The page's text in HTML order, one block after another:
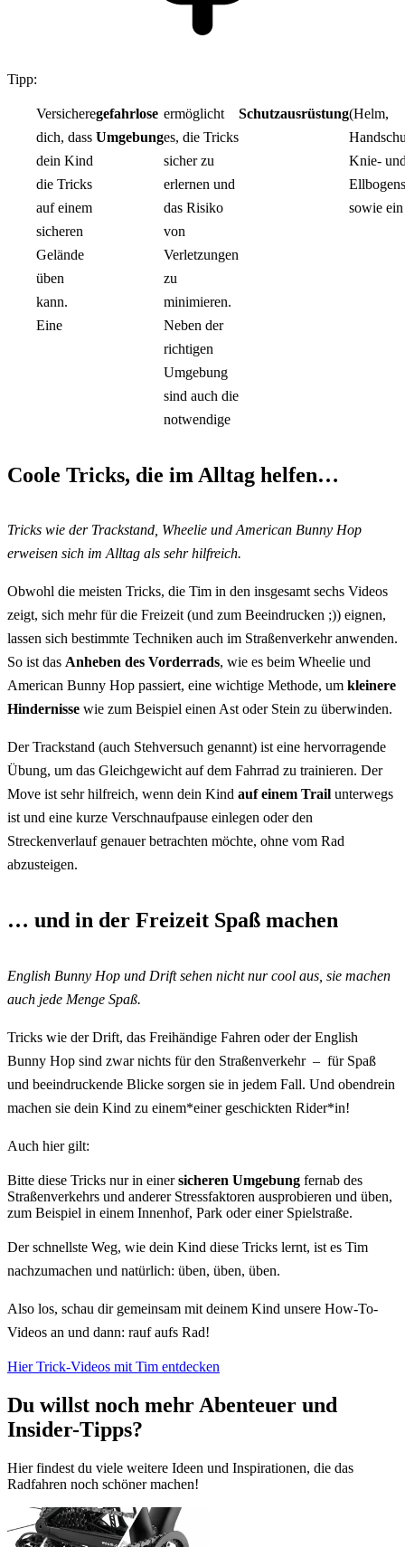
Tipp:
Versichere
dich, dass
dein Kind
die Tricks
auf einem
sicheren
Gelände
üben
kann.
Eine
gefahrlose
Umgebung
ermöglicht
es, die Tricks
sicher zu
erlernen und
das Risiko
von
Verletzungen
zu
minimieren.
Neben der
richtigen
Umgebung
sind auch die
notwendige
Schutzausrüstung(Helm,
Knie-
sowie ein
Coole Tricks, die im Alltag helfen…
Tricks wie der Trackstand, Wheelie und American Bunny Hop
erweisen sich im Alltag als sehr hilfreich.
Obwohl die meisten Tricks, die Tim in den insgesamt sechs Videos
zeigt, sich mehr für die Freizeit (und zum Beeindrucken ;)) eignen,
lassen sich bestimmte Techniken auch im Straßenverkehr anwenden.
So ist das Anheben des Vorderrads, wie es beim Wheelie und
American Bunny Hop passiert, eine wichtige Methode, um kleinere
Hindernisse wie zum Beispiel einen Ast oder Stein zu überwinden.
Der Trackstand (auch Stehversuch genannt) ist eine hervorragende
Übung, um das Gleichgewicht auf dem Fahrrad zu trainieren. Der
Move ist sehr hilfreich, wenn dein Kind auf einem Trail unterwegs
ist und eine kurze Verschnaufpause einlegen oder den
Streckenverlauf genauer betrachten möchte, ohne vom Rad
abzusteigen.
… und in der Freizeit Spaß machen
English Bunny Hop und Drift sehen nicht nur cool aus, sie machen
auch jede Menge Spaß.
Tricks wie der Drift, das Freihändige Fahren oder der English
Bunny Hop sind zwar nichts für den Straßenverkehr – für Spaß
und beeindruckende Blicke sorgen sie in jedem Fall. Und obendrein
machen sie dein Kind zu einem*einer geschickten Rider*in!
Auch hier gilt:
Bitte diese Tricks nur in einersicheren Umgebung fernab des
Straßenverkehrs und anderer Stressfaktoren ausprobieren und üben,
zum Beispiel in einem Innenhof, Park oder einer Spielstraße.
Der schnellste Weg, wie dein Kind diese Tricks lernt, ist es Tim
nachzumachen und natürlich: üben, üben, üben.
Also los, schau dir gemeinsam mit deinem Kind unsere How-To-
Videos an und dann: rauf aufs Rad!
Hier Trick-Videos mit Tim entdecken
Du willst noch mehr Abenteuer und
Insider-Tipps?
Hier findest du viele weitere Ideen und Inspirationen, die das
Radfahren noch schöner machen!